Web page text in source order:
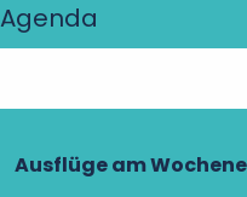
Agenda
Ausflüge am